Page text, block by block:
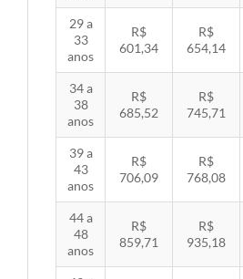
29 a
33
anos
R$
601,34
R$
654,14
34 a
38
anos
R$
685,52
R$
745,71
39 a
43
anos
R$
706,09
R$
768,08
44 a
48
anos
R$
859,71
R$
935,18